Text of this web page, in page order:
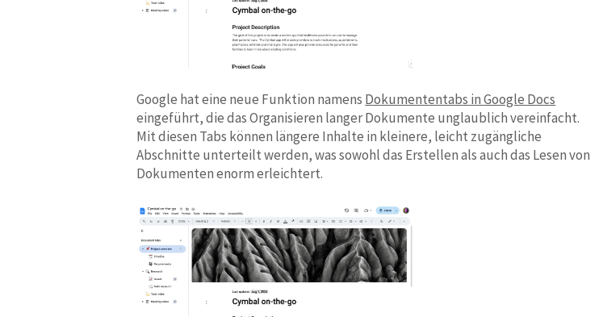
Google hat eine neue Funktion namens Dokumententabs in Google Docs
eingeführt, die das Organisieren langer Dokumente unglaublich vereinfacht.
Mit diesen Tabs können längere Inhalte in kleinere, leicht zugängliche
Abschnitte unterteilt werden, was sowohl das Erstellen als auch das Lesen von
Dokumenten enorm erleichtert.